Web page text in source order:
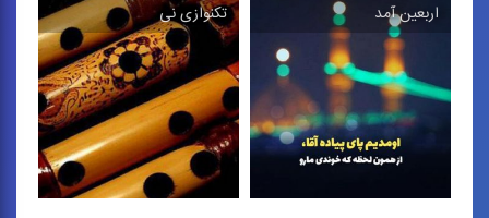
شهر
تصنیف در فضای موسیقی
دستگاهی
خم غدیر
تصنیف در فضای موسیقی
دستگاهی با مضمون عید
غدیر ...
اربعین آمد تكنوازی نی